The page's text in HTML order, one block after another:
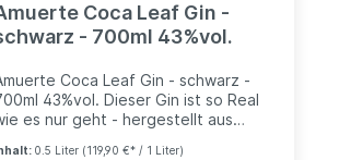
Coca Leaf Gin -
- 700ml 43%vol.
Coca Leaf Gin - schwarz -
43%vol. Dieser Gin ist so Real
es nur geht - hergestellt aus
0.5 Liter (119,90 €* / 1 Liter)